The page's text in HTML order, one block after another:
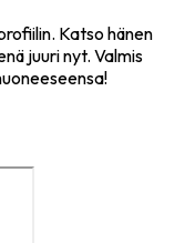
Katso hänen
juuri nyt. Valmis